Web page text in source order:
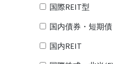
国際REIT型
国内債券・短期債
国内REIT